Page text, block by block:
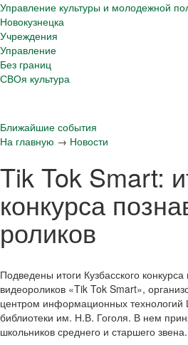
Управление культуры и молодежной
Новокузнецка
Учреждения
Управление
Без границ
СВОя культура
Ближайшие события
На главную → Новости
Tik Tok Smart:
конкурса
роликов
Подведены итоги Кузбасского
видеороликов «Tik Tok Smart»,
центром информационных технологий
библиотеки им. Н.В. Гоголя. В нем
школьников среднего и старшего звена.